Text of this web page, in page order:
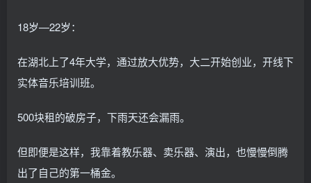
18岁—22岁：
在湖北上了4年大学，通过放大优势，大二开始创业，开线下
实体音乐培训班。
500块租的破房子，下雨天还会漏雨。
但即便是这样，我靠着教乐器、卖乐器、演出，也慢慢倒腾
出了自己的第一桶金。